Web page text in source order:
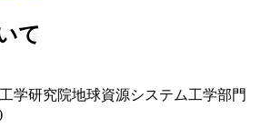
て
学研究院地球資源システム工学部門